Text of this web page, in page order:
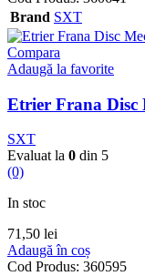
Brand SXT
Compara
Adaugă la favorite
Etrier Frana Disc
SXT
Evaluat la 0 din 5
(0)
In stoc
71,50 lei
Adaugă în coș
Cod Produs: 360595